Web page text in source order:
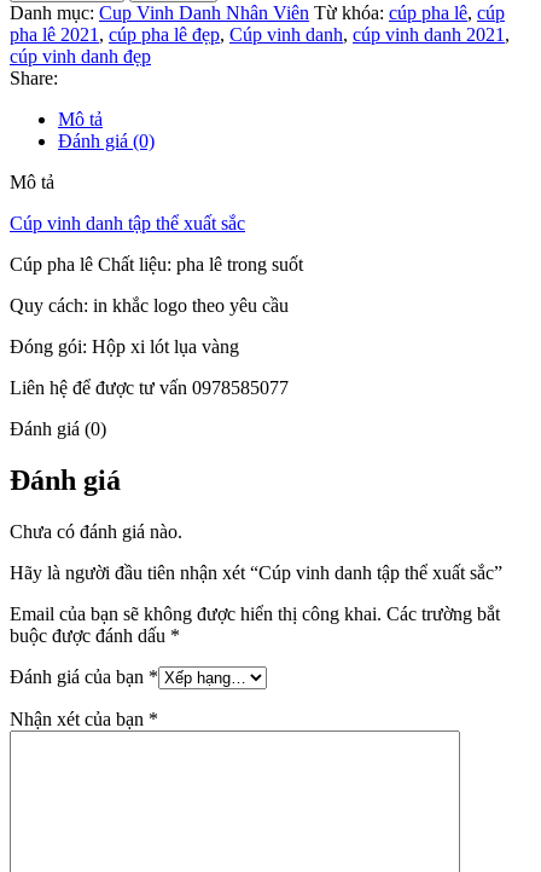
Danh mục: Cup Vinh Danh Nhân Viên Từ khóa: cúp pha lê, cúp
pha lê 2021 , cúp pha lê đẹp, Cúp vinh danh, cúp vinh danh 2021 ,
cúp vinh danh đẹp
Share:
Mô tả
Đánh giá (0)
Mô tả
Cúp vinh danh tập thể xuất sắc
Cúp pha lê Chất liệu: pha lê trong suốt
Quy cách: in khắc logo theo yêu cầu
Đóng gói: Hộp xi lót lụa vàng
Liên hệ để được tư vấn 0978585077
Đánh giá (0)
Đánh giá
Chưa có đánh giá nào.
Hãy là người đầu tiên nhận xét “Cúp vinh danh tập thể xuất sắc”
Email của bạn sẽ không được hiển thị công khai. Các trường bắt
buộc được đánh dấu *
Đánh giá của bạn *
Nhận xét của bạn *